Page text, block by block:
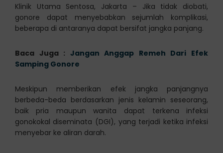
Klinik Utama Sentosa, Jakarta – Jika tidak diobati,
gonore dapat menyebabkan sejumlah komplikasi,
beberapa di antaranya dapat bersifat jangka panjang.
Baca Juga : Jangan Anggap Remeh Dari Efek
Samping Gonore
Meskipun memberikan efek jangka panjangnya
berbeda-beda berdasarkan jenis kelamin seseorang,
baik pria maupun wanita dapat terkena infeksi
gonokokal diseminata (DGI), yang terjadi ketika infeksi
menyebar ke aliran darah.